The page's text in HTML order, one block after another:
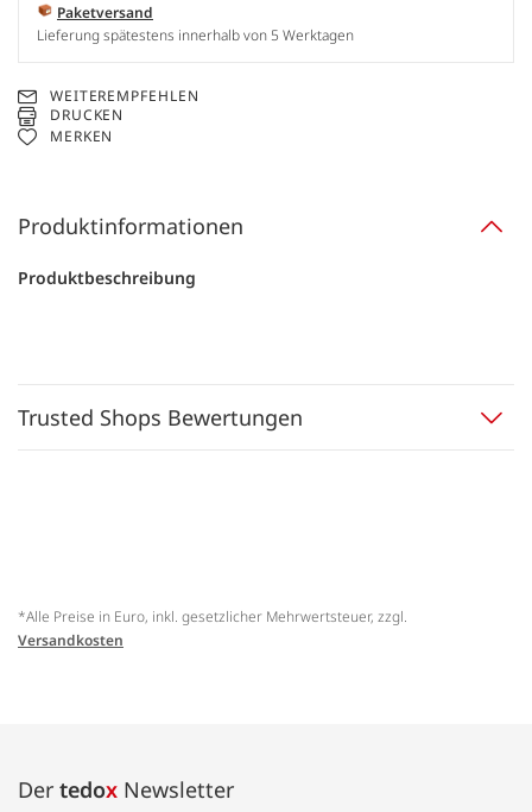
Paketversand
Lieferung spätestens innerhalb von 5 Werktagen
WEITEREMPFEHLEN
DRUCKEN
MERKEN
Produktinformationen
Produktbeschreibung
Trusted Shops Bewertungen
*Alle Preise in Euro, inkl. gesetzlicher Mehrwertsteuer, zzgl.
Versandkosten
Der tedox Newsletter